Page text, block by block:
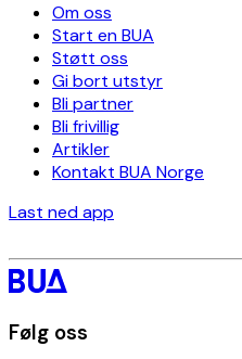
Om oss
Start en BUA
Støtt oss
Gi bort utstyr
Bli partner
Bli frivillig
Artikler
Kontakt BUA Norge
Last ned app
Følg oss